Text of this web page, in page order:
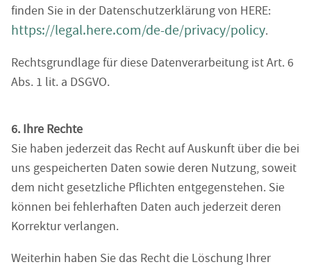
finden Sie in der Datenschutzerklärung von HERE:
https://legal.here.com/de-de/privacy/policy.
Rechtsgrundlage für diese Datenverarbeitung ist Art. 6
Abs. 1 lit. a DSGVO.
6. Ihre Rechte
Sie haben jederzeit das Recht auf Auskunft über die bei
uns gespeicherten Daten sowie deren Nutzung, soweit
dem nicht gesetzliche Pflichten entgegenstehen. Sie
können bei fehlerhaften Daten auch jederzeit deren
Korrektur verlangen.
Weiterhin haben Sie das Recht die Löschung Ihrer